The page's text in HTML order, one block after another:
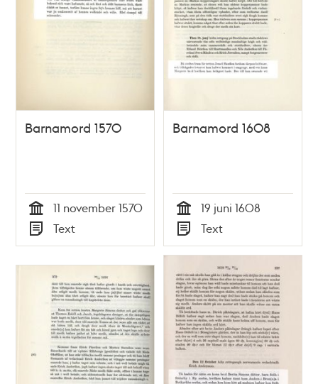
Barnamord 1570
Tid
11 november 1570
Typ
Text
Barnamord 1608
Tid
19 juni 1608
Typ
Text